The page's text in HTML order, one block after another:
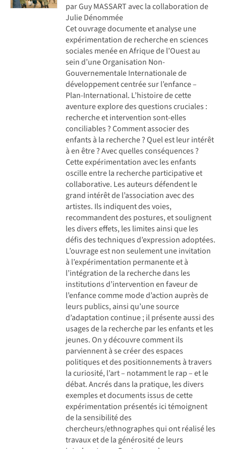
par Guy MASSART avec la collaboration de
Julie Dénommée
Cet ouvrage documente et analyse une
expérimentation de recherche en sciences
sociales menée en Afrique de l’Ouest au
sein d’une Organisation Non-
Gouvernementale Internationale de
développement centrée sur l’enfance –
Plan-International. L’histoire de cette
aventure explore des questions cruciales :
recherche et intervention sont-elles
conciliables ? Comment associer des
enfants à la recherche ? Quel est leur intérêt
à en être ? Avec quelles conséquences ?
Cette expérimentation avec les enfants
oscille entre la recherche participative et
collaborative. Les auteurs défendent le
grand intérêt de l’association avec des
artistes. Ils indiquent des voies,
recommandent des postures, et soulignent
les divers effets, les limites ainsi que les
défis des techniques d’expression adoptées.
L’ouvrage est non seulement une invitation
à l’expérimentation permanente et à
l’intégration de la recherche dans les
institutions d’intervention en faveur de
l’enfance comme mode d’action auprès de
leurs publics, ainsi qu’une source
d’adaptation continue ; il présente aussi des
usages de la recherche par les enfants et les
jeunes. On y découvre comment ils
parviennent à se créer des espaces
politiques et des positionnements à travers
la curiosité, l’art – notamment le rap – et le
débat. Ancrés dans la pratique, les divers
exemples et documents issus de cette
expérimentation présentés ici témoignent
de la sensibilité des
chercheurs/ethnographes qui ont réalisé les
travaux et de la générosité de leurs